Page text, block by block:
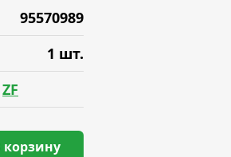
95570989
1 шт.
ZF
корзину